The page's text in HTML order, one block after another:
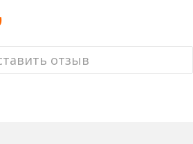
отзыв
одного отзыва. Вы можете стать